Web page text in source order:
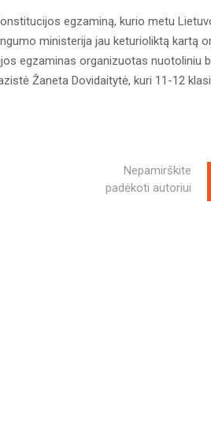
egzaminą, kurio metu
ministerija jau keturioliktą kartą
egzaminas organizuotas nuotoliniu
Žaneta Dovidaitytė, kuri 11-12
Nepamirškite
padėkoti autoriui